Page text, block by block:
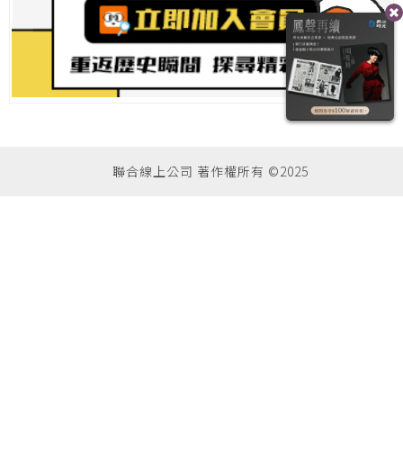
聯合線上公司 著作權所有 ©2025